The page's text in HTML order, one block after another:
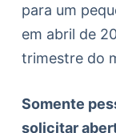
para um
em abril de
trimestre do
Somente
solicitar